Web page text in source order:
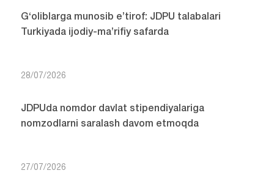
G‘oliblarga munosib e’tirof: JDPU talabalari
Turkiyada ijodiy-ma’rifiy safarda
28/07/2026
JDPUda nomdor davlat stipendiyalariga
nomzodlarni saralash davom etmoqda
27/07/2026